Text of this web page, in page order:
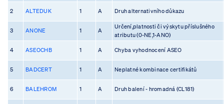
2 ALTEDUK 1 A Druh alternativního důkazu
3 ANONE 1 A
Určení,platnosti či výskytu příslušného
atributu (0-NE,1-ANO)
4 ASEOCHB 1 A Chyba vyhodnocení ASEO
5 BADCERT 1 A Neplatné kombinace certifikátů
6 BALEHROM 1 A Druh balení - hromadná (CL181)